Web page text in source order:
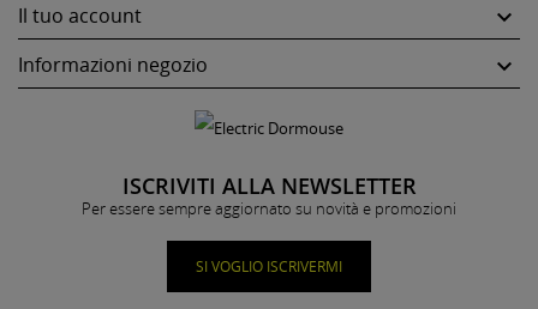
Il tuo account 
Informazioni negozio 
ISCRIVITI ALLA NEWSLETTER
Per essere sempre aggiornato su novità e promozioni
SI VOGLIO ISCRIVERMI